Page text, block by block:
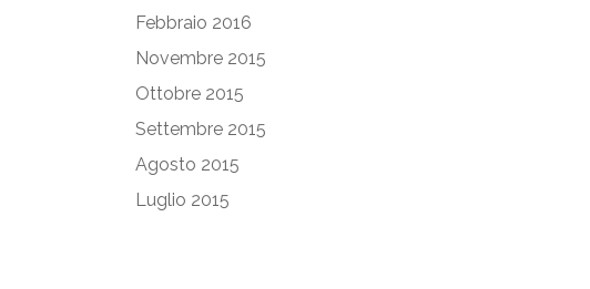
Febbraio 2016
Novembre 2015
Ottobre 2015
Settembre 2015
Agosto 2015
Luglio 2015